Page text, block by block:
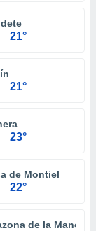
21°
21°
23°
de Montiel
22°
de la Mancha